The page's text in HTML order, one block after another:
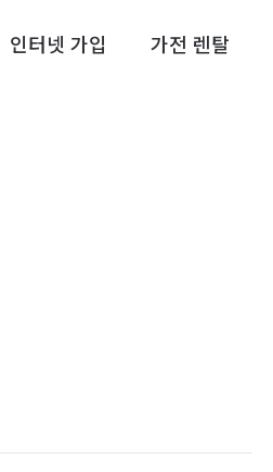
인터넷 가입 가전 렌탈